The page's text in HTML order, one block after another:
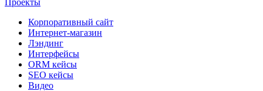
Проекты
Корпоративный сайт
Интернет-магазин
Лэндинг
Интерфейсы
ORM кейсы
SEO кейсы
Видео